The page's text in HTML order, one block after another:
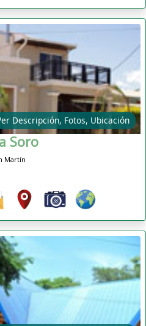
Descripción, Fotos, Ubicación
Soro
Martín